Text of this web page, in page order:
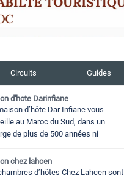
Circuits Guides
d'hote Darinfiane
d’hôte Dar Infiane vous
au Maroc du Sud, dans un
de plus de 500 années ni
chez lahcen
d’hôtes Chez Lahcen sont